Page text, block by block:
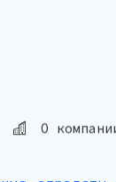
О